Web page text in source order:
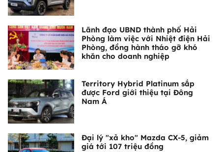
Lãnh đạo UBND thành phố Hải
Phòng làm việc với Nhiệt điện Hải
Phòng, đồng hành tháo gỡ khó
khăn cho doanh nghiệp
Territory Hybrid Platinum sắp
được Ford giới thiệu tại Đông
Nam Á
Đại lý "xả kho" Mazda CX-5, giảm
giá tới 107 triệu đồng